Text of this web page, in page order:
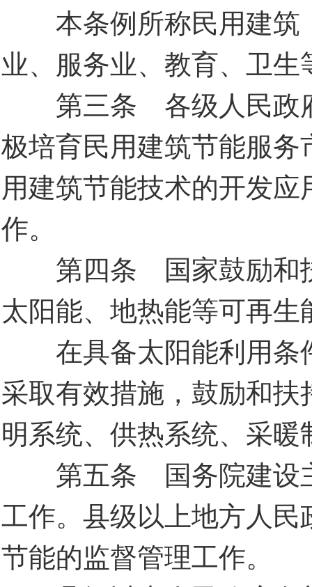
本条例所称民用建筑
业、服务业、教育、卫
第三条 各级人民政府
极培育民用建筑节能服
用建筑节能技术的开发
作。
第四条 国家鼓励和扶
太阳能、地热能等可再生
在具备太阳能利用条
采取有效措施，鼓励和
明系统、供热系统、采
第五条 国务院建设主
工作。县级以上地方人
节能的监督管理工作。